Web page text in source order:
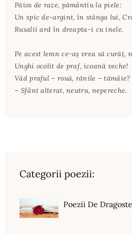
Păios de raze, pământiu la piele:
Un spic de-argint, în stânga lui,
Rusalii ard în dreapta-i cu inele.
Pe acest lemn ce-aş vrea să curăţ,
Unghi ocolit de praf, icoană veche!
Văd praful – rouă, rănile – tămâie?
– Sfânt alterat, neutru, nepereche.
Categorii poezii:
Poezii De Dragoste